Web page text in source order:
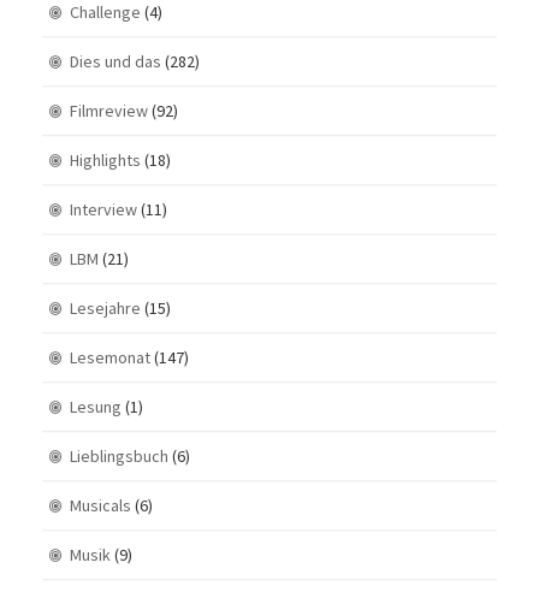
Challenge (4)
Dies und das (282)
Filmreview(92)
Highlights (18)
Interview(11)
LBM (21)
Lesejahre (15)
Lesemonat(147)
Lesung (1)
Lieblingsbuch (6)
Musicals (6)
Musik(9)